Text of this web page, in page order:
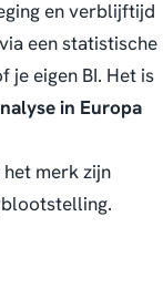
en verblijftijd
een statistische
je eigen BI. Het is
in Europa
het merk zijn